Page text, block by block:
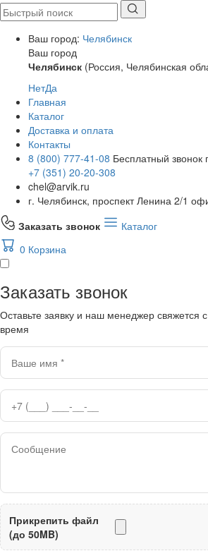
Ваш город: Челябинск
Ваш город
Челябинск (Россия, Челябинская
НетДа
Главная
Каталог
Доставка и оплата
Контакты
8 (800) 777-41-08 Бесплатный звонок
+7 (351) 20-20-308
chel@arvik.ru
г. Челябинск, проспект Ленина 2/1
Заказать звонок
Каталог
0 Корзина
Заказать звонок
Оставьте заявку и наш менеджер свяжется
время
Прикрепить файл
(до 50MB)